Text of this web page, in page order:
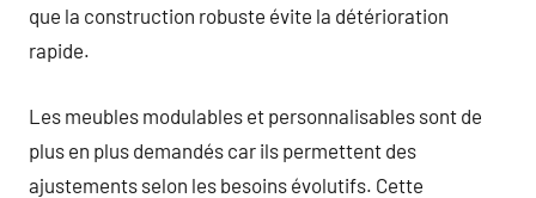
que la construction robuste évite la détérioration
rapide.
Les meubles modulables et personnalisables sont de
plus en plus demandés car ils permettent des
ajustements selon les besoins évolutifs. Cette